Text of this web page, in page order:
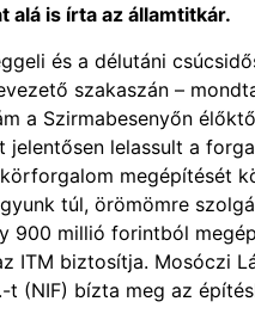
alá is írta az államtitkár.
és a délutáni
szakaszán –
a Szirmabesenyőn
lelassult a
megépítését
túl, örömömre
900 millió forintból
ITM biztosítja. Mosóczi
(NIF) bízta meg az